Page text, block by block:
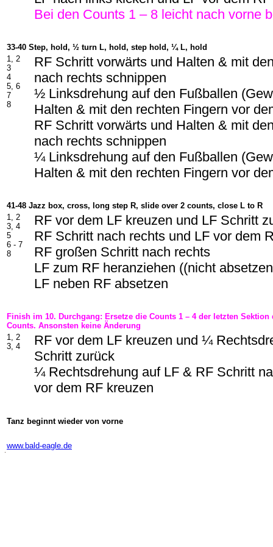
Bei den Counts 1 – 8 leicht nach vorne
33-40 Step, hold, ½ turn L, hold, step hold, ¼ L, hold
1, 2
3
4
5, 6
7
8
RF Schritt vorwärts und Halten & mit
nach rechts schnippen
½ Linksdrehung auf den Fußballen
Halten & mit den rechten Fingern vor
RF Schritt vorwärts und Halten & mit
nach rechts schnippen
¼ Linksdrehung auf den Fußballen
Halten & mit den rechten Fingern vor
41-48 Jazz box, cross, long step R, slide over 2 counts, close L to R
1, 2
3, 4
5
6 - 7
8
RF vor dem LF kreuzen und LF Schritt
RF Schritt nach rechts und LF vor dem
RF großen Schritt nach rechts
LF zum RF heranziehen ((nicht
LF neben RF absetzen
Finish im 10. Durchgang: Ersetze die Counts 1 – 4 der letzten
Counts. Ansonsten keine Änderung
1, 2
3, 4
RF vor dem LF kreuzen und ¼
Schritt zurück
¼ Rechtsdrehung auf LF & RF Schritt
vor dem RF kreuzen
Tanz beginnt wieder von vorne
www.bald-eagle.de